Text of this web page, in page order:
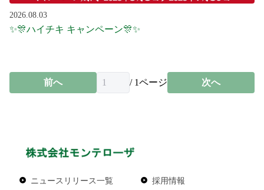
2026.08.03
✨🎊ハイチキ キャンペーン🎊✨
前へ / 1ページ 次へ
ニュースリリース一覧
採用情報